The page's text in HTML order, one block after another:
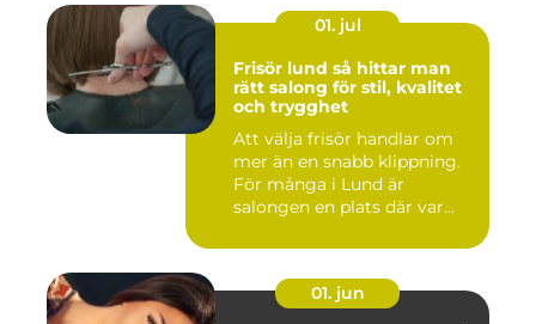
01. jul
Frisör lund så hittar man
rätt salong för stil, kvalitet
och trygghet
Att välja frisör handlar om
mer än en snabb klippning.
För många i Lund är
salongen en plats där var...
01. jun